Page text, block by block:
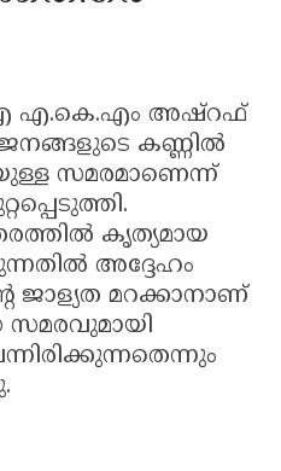
എ.കെ.എം അഷ്റഫ്
കണ്ണിൽ
സമരമാണെന്ന്
കൃത്യമായ
അദ്ദേഹം
ജാള്യത മറക്കാനാണ്
സമരവുമായി